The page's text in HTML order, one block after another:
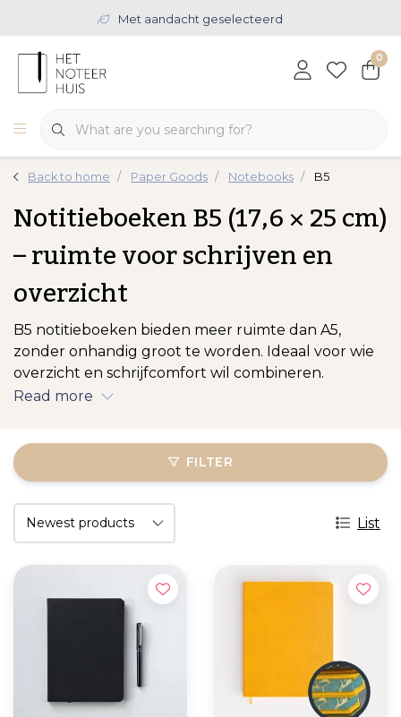
Met aandacht geselecteerd
0
Back to home Paper Goods Notebooks B5
Notitieboeken B5 (17,6 × 25 cm)
– ruimte voor schrijven en
overzicht
B5 notitieboeken bieden meer ruimte dan A5,
zonder onhandig groot te worden. Ideaal voor wie
overzicht en schrijfcomfort wil combineren.
Read more
FILTER
List